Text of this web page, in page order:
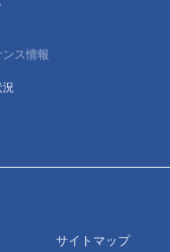
ス情報
サイトマップ